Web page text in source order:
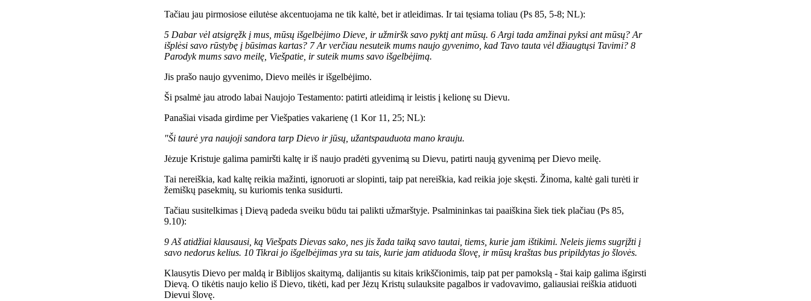
Tačiau jau pirmosiose eilutėse akcentuojama ne tik kaltė, bet ir atleidimas. Ir tai tęsiama toliau (Ps 85, 5-8; NL):
5 Dabar vėl atsigręžk į mus, mūsų išgelbėjimo Dieve, ir užmiršk savo pyktį ant mūsų. 6 Argi tada amžinai pyksi ant mūsų? Ar
išplėsi savo rūstybę į būsimas kartas? 7 Ar verčiau nesuteik mums naujo gyvenimo, kad Tavo tauta vėl džiaugtųsi Tavimi? 8
Parodyk mums savo meilę, Viešpatie, ir suteik mums savo išgelbėjimą.
Jis prašo naujo gyvenimo, Dievo meilės ir išgelbėjimo.
Ši psalmė jau atrodo labai Naujojo Testamento: patirti atleidimą ir leistis į kelionę su Dievu.
Panašiai visada girdime per Viešpaties vakarienę (1 Kor 11, 25; NL):
"Ši taurė yra naujoji sandora tarp Dievo ir jūsų, užantspauduota mano krauju.
Jėzuje Kristuje galima pamiršti kaltę ir iš naujo pradėti gyvenimą su Dievu, patirti naują gyvenimą per Dievo meilę.
Tai nereiškia, kad kaltę reikia mažinti, ignoruoti ar slopinti, taip pat nereiškia, kad reikia joje skęsti. Žinoma, kaltė gali turėti ir
žemiškų pasekmių, su kuriomis tenka susidurti.
Tačiau susitelkimas į Dievą padeda sveiku būdu tai palikti užmarštyje. Psalmininkas tai paaiškina šiek tiek plačiau (Ps 85,
9.10):
9 Aš atidžiai klausausi, ką Viešpats Dievas sako, nes jis žada taiką savo tautai, tiems, kurie jam ištikimi. Neleis jiems sugrįžti į
savo nedorus kelius. 10 Tikrai jo išgelbėjimas yra su tais, kurie jam atiduoda šlovę, ir mūsų kraštas bus pripildytas jo šlovės.
Klausytis Dievo per maldą ir Biblijos skaitymą, dalijantis su kitais krikščionimis, taip pat per pamokslą - štai kaip galima išgirsti
Dievą. O tikėtis naujo kelio iš Dievo, tikėti, kad per Jėzų Kristų sulauksite pagalbos ir vadovavimo, galiausiai reiškia atiduoti
Dievui šlovę.